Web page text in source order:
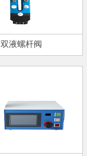
双液螺杆阀